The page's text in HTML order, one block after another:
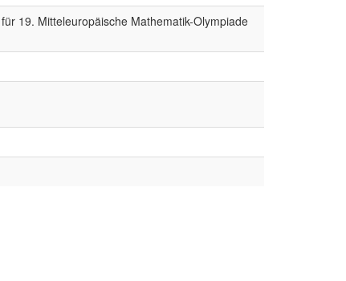
19. Mitteleuropäische Mathematik-Olympiade